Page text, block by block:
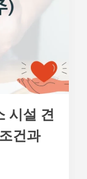
시설 견
건과